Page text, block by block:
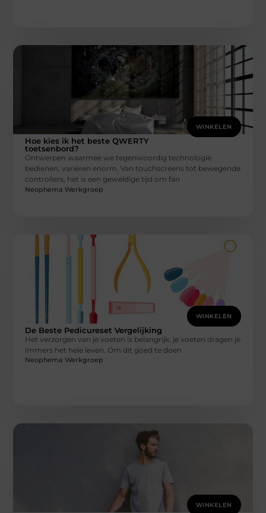
WINKELEN
Hoe kies ik het beste QWERTY
toetsenbord?
Ontwerpen waarmee we tegenwoordig technologie
bedienen, variëren enorm. Van touchscreens tot bewegende
controllers, het is een geweldige tijd om fan
Neophema Werkgroep
WINKELEN
De Beste Pedicureset Vergelijking
Het verzorgen van je voeten is belangrijk, je voeten dragen je
immers het hele leven. Om dit goed te doen
Neophema Werkgroep
WINKELEN